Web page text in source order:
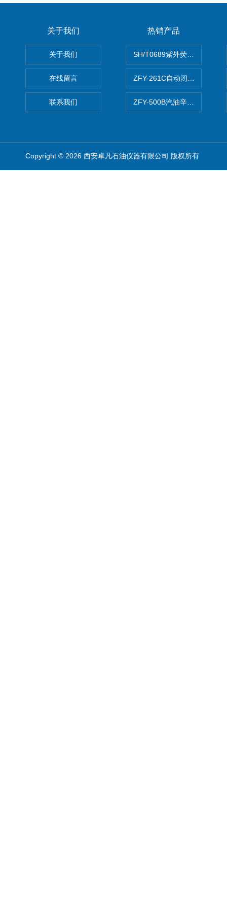
关于我们
关于我们
在线留言
联系我们
热销产品
SH/T0689紫外荧光测硫仪
ZFY-261C自动闭口闪点测定
ZFY-500B汽油辛烷值测定仪
Copyright © 2026 西安卓凡石油仪器有限公司 版权所有